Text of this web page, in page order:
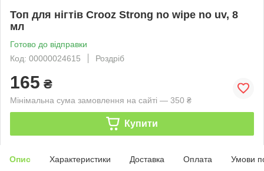
Топ для нігтів Crooz Strong no wipe no uv, 8
мл
Готово до відправки
Код: 00000024615
Роздріб
165 ₴
Мінімальна сума замовлення на сайті — 350 ₴
Купити
Опис Характеристики Доставка Оплата Умови